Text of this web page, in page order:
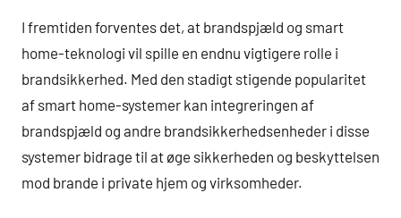
I fremtiden forventes det, at brandspjæld og smart
home-teknologi vil spille en endnu vigtigere rolle i
brandsikkerhed. Med den stadigt stigende popularitet
af smart home-systemer kan integreringen af
brandspjæld og andre brandsikkerhedsenheder i disse
systemer bidrage til at øge sikkerheden og beskyttelsen
mod brande i private hjem og virksomheder.